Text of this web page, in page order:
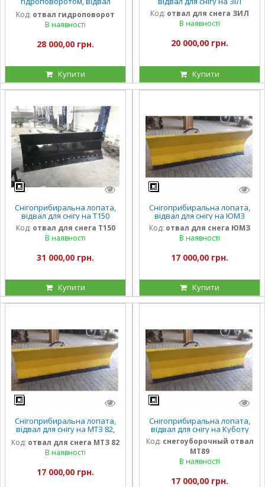
гідроповоротний для снігу
на МТЗ ЮМЗ Т40
Код: отвал гидроповорот
В наявності
28 000,00 грн.
Купити
Код: отвал для снега ЗИЛ
В наявності
20 000,00 грн.
Купити
Снігоприбиральна лопата,
відвал для снігу на Т150
Код: отвал для снега Т150
В наявності
31 000,00 грн.
Купити
Снігоприбиральна лопата,
відвал для снігу на ЮМЗ
Код: отвал для снега ЮМЗ
В наявності
17 000,00 грн.
Купити
Снігоприбиральна лопата,
відвал для снігу на МТЗ 82,
МТЗ 892, МТЗ 80
Код: отвал для снега МТЗ 82
В наявності
17 000,00 грн.
Снігоприбиральна лопата,
відвал для снігу на Куботу
Код: снегоуборочный отвал
МТ89
В наявності
17 000,00 грн.